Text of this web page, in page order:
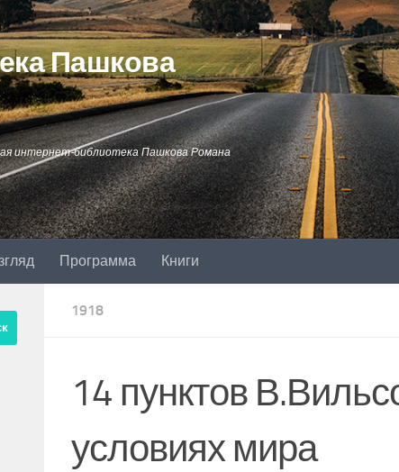
Пашкова
интернет-библиотека Пашкова Романа
Программа Книги
1918
14 пунктов
условиях мира